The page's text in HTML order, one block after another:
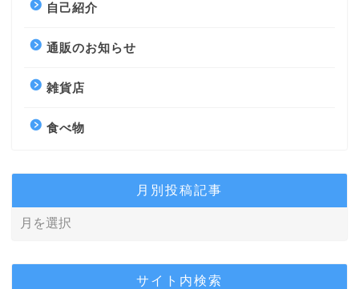
自己紹介
通販のお知らせ
雑貨店
食べ物
月別投稿記事
サイト内検索